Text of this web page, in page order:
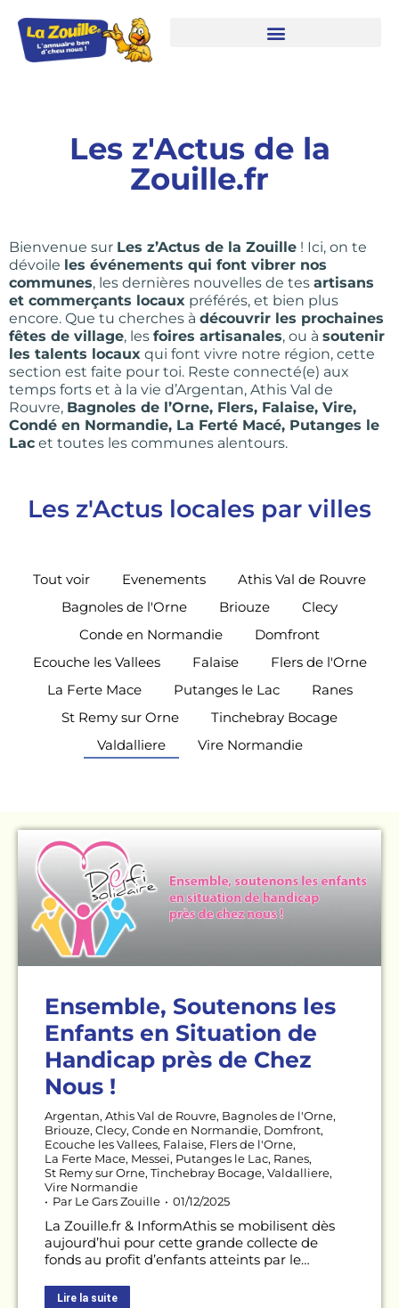
Les z'Actus de la
Zouille.fr
Bienvenue sur Les z’Actus de la Zouille ! Ici, on te
dévoile les événements qui font vibrer nos
communes, les dernières nouvelles de tes artisans
et commerçants locaux préférés, et bien plus
encore. Que tu cherches à découvrir les prochaines
fêtes de village, les foires artisanales, ou à soutenir
les talents locaux qui font vivre notre région, cette
section est faite pour toi. Reste connecté(e) aux
temps forts et à la vie d’Argentan, Athis Val de
Rouvre, Bagnoles de l’Orne, Flers, Falaise, Vire,
Condé en Normandie, La Ferté Macé, Putanges le
Lac et toutes les communes alentours.
Les z'Actus locales par villes
Tout voir Evenements
Athis Val de Rouvre
Bagnoles de l'Orne
Briouze
Clecy
Conde en Normandie
Domfront
Ecouche les Vallees
Falaise
Flers de l'Orne
La Ferte Mace
Putanges le Lac
Ranes
St Remy sur Orne
Tinchebray Bocage
Valdalliere
Vire Normandie
Ensemble, Soutenons les
Enfants en Situation de
Handicap près de Chez
Nous !
Argentan, Athis Val de Rouvre, Bagnoles de l'Orne,
Briouze, Clecy, Conde en Normandie, Domfront,
Ecouche les Vallees, Falaise, Flers de l'Orne,
La Ferte Mace, Messei, Putanges le Lac, Ranes,
St Remy sur Orne, Tinchebray Bocage, Valdalliere,
Vire Normandie
Par Le Gars Zouille 01/12/2025
La Zouille.fr & InformAthis se mobilisent dès
aujourd’hui pour cette grande collecte de
fonds au profit d’enfants atteints par le…
Lire la suite